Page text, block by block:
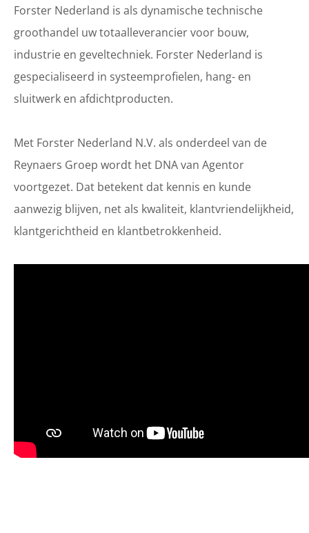
Forster Nederland is als dynamische technische
groothandel uw totaalleverancier voor bouw,
industrie en geveltechniek. Forster Nederland is
gespecialiseerd in systeemprofielen, hang- en
sluitwerk en afdichtproducten.
Met Forster Nederland N.V. als onderdeel van de
Reynaers Groep wordt het DNA van Agentor
voortgezet. Dat betekent dat kennis en kunde
aanwezig blijven, net als kwaliteit, klantvriendelijkheid,
klantgerichtheid en klantbetrokkenheid.